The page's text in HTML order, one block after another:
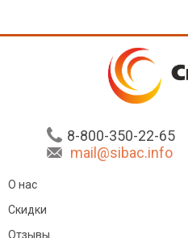
8-800-350-22-65
mail@sibac.info
О нас
Скидки
Отзывы